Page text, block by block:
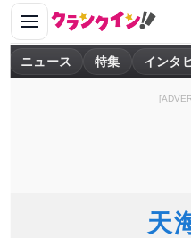
ニュース 特集 インタ
天